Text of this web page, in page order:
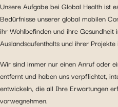
Unsere Aufgabe bei Global Health ist
Bedürfnisse unserer global mobilen
ihr Wohlbefinden und ihre Gesundheit
Auslandsaufenthalts und ihrer
Wir sind immer nur einen Anruf oder
entfernt und haben uns verpflichtet,
entwickeln, die all Ihre Erwartungen
vorwegnehmen.